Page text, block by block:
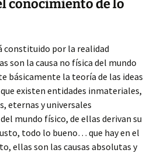
conocimiento de lo
constituido por la realidad
son la causa no física del mundo
básicamente la teoría de las ideas
existen entidades inmateriales,
eternas y universales
mundo físico, de ellas derivan su
todo lo bueno… que hay en el
ellas son las causas absolutas y